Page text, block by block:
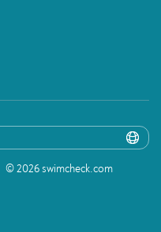
© 2026 swimcheck.com